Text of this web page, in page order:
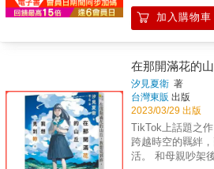
能堅持到最後嗎
加入購物車
在那開滿花的
汐見夏衛 著
台灣東販 出版
2023/03/29 出版
TikTok上話題之作！ 日本累積銷售超過50萬本，接連好評再版中， 觀者無不流淚，汐見夏衛的感人力作！ & 孤獨的少女與準備赴
跨越時空的羈絆，兩人相遇的奇蹟── & 即使無法再次相見，也埋
活。 和母親吵架後離家，再睜開眼時，她到了七十年前、戰爭時期的日本。 百合被偶然路過的彰所救，在與他生活的日子中，漸漸被彰的誠實與